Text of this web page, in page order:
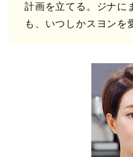
計画を立てる。ジナに
も、いつしかスヨンを